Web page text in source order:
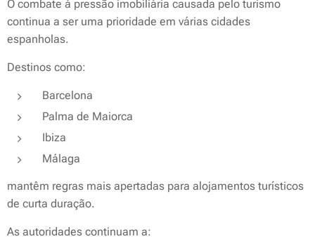
O combate à pressão imobiliária causada pelo turismo
continua a ser uma prioridade em várias cidades
espanholas.
Destinos como:
Barcelona
Palma de Maiorca
Ibiza
Málaga
mantêm regras mais apertadas para alojamentos turísticos
de curta duração.
As autoridades continuam a: